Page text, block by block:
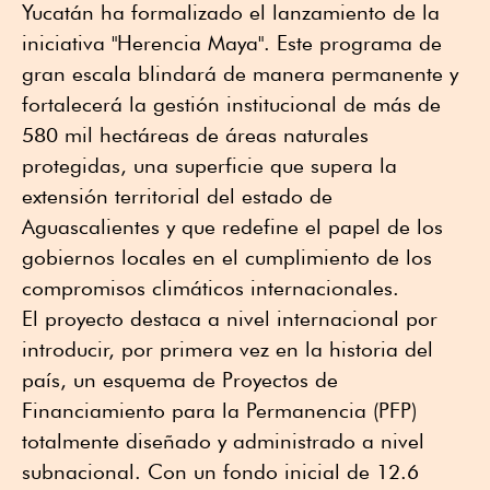
Yucatán ha formalizado el lanzamiento de la
iniciativa "Herencia Maya". Este programa de
gran escala blindará de manera permanente y
fortalecerá la gestión institucional de más de
580 mil hectáreas de áreas naturales
protegidas, una superficie que supera la
extensión territorial del estado de
Aguascalientes y que redefine el papel de los
gobiernos locales en el cumplimiento de los
compromisos climáticos internacionales.
El proyecto destaca a nivel internacional por
introducir, por primera vez en la historia del
país, un esquema de Proyectos de
Financiamiento para la Permanencia (PFP)
totalmente diseñado y administrado a nivel
subnacional. Con un fondo inicial de 12.6